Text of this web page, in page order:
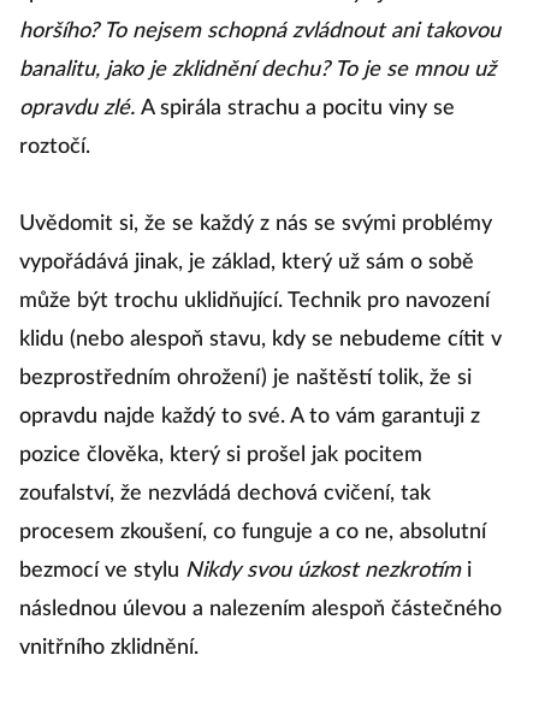
horšího? To nejsem schopná zvládnout ani takovou
banalitu, jako je zklidnění dechu? To je se mnou už
opravdu zlé. A spirála strachu a pocitu viny se
roztočí.
Uvědomit si, že se každý z nás se svými problémy
vypořádává jinak, je základ, který už sám o sobě
může být trochu uklidňující. Technik pro navození
klidu (nebo alespoň stavu, kdy se nebudeme cítit v
bezprostředním ohrožení) je naštěstí tolik, že si
opravdu najde každý to své. A to vám garantuji z
pozice člověka, který si prošel jak pocitem
zoufalství, že nezvládá dechová cvičení, tak
procesem zkoušení, co funguje a co ne, absolutní
bezmocí ve stylu Nikdy svou úzkost nezkrotími
následnou úlevou a nalezením alespoň částečného
vnitřního zklidnění.